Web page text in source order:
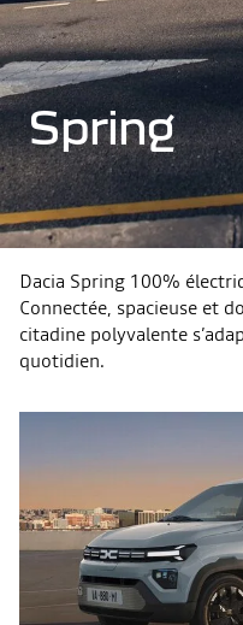
Spring
Dacia Spring 100%
Connectée, spacieuse et
citadine polyvalente
quotidien.